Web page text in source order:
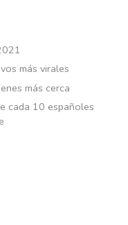
más virales
más cerca
cada 10 españoles